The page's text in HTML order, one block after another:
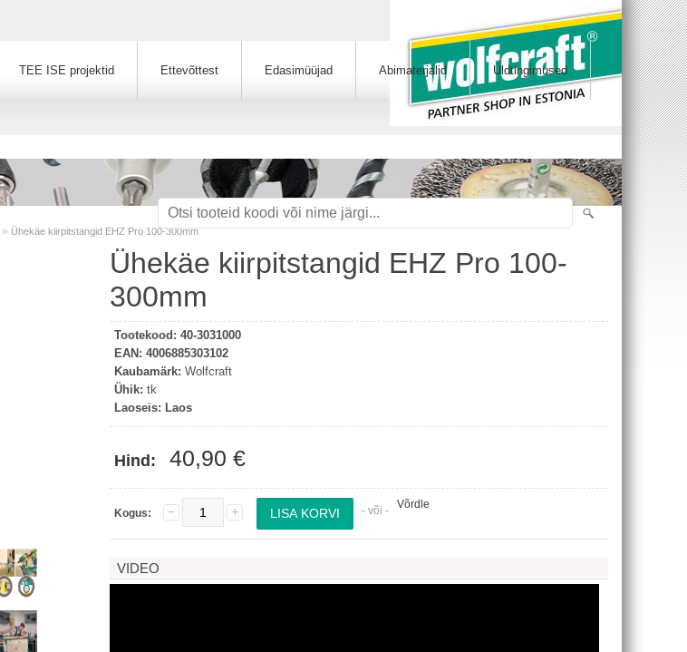
TEE ISE projektid Ettevõttest Edasimüüjad Abimaterjalid Üldtingimused
» Ühekäe kiirpitstangid EHZ Pro 100-300mm
Ühekäe kiirpitstangid EHZ Pro 100-
300mm
Tootekood: 40-3031000
EAN: 4006885303102
Kaubamärk: Wolfcraft
Ühik: tk
Laoseis: Laos
Hind: 40,90 €
Kogus: - või - Võrdle
VIDEO